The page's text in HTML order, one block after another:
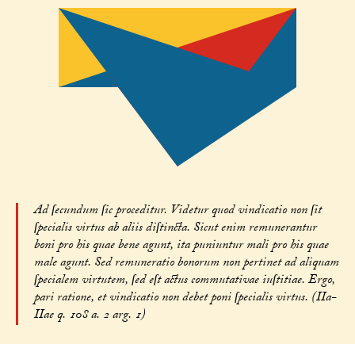
Ad ſecundum ſic proceditur. Videtur quod vindicatio non ſit
ſpecialis virtus ab aliis diſtincta. Sicut enim remunerantur
boni pro his quae bene agunt, ita puniuntur mali pro his quae
male agunt. Sed remuneratio bonorum non pertinet ad aliquam
ſpecialem virtutem, ſed eſt actus commutativae iuſtitiae. Ergo,
pari ratione, et vindicatio non debet poni ſpecialis virtus. (IIa-
IIae q. 108 a. 2 arg. 1)